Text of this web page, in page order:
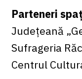
Parteneri
Județeană
Sufrageria
Centrul